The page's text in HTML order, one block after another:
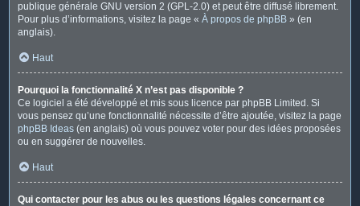
publique générale GNU version 2 (GPL-2.0) et peut être diffusé librement.
Pour plus d’informations, visitez la page « À propos de phpBB » (en
anglais).
Haut
Pourquoi la fonctionnalité X n’est pas disponible ?
Ce logiciel a été développé et mis sous licence par phpBB Limited. Si
vous pensez qu’une fonctionnalité nécessite d’être ajoutée, visitez la page
phpBB Ideas (en anglais) où vous pouvez voter pour des idées proposées
ou en suggérer de nouvelles.
Haut
Qui contacter pour les abus ou les questions légales concernant ce